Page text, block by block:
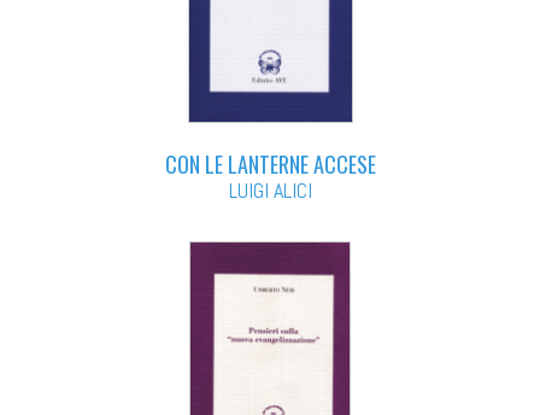
CON LE LANTERNE ACCESE
LUIGI ALICI